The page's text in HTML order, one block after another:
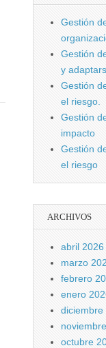
Gestión
Gestión
y
Gestión
el riesgo.
Gestión
impacto
Gestión
el riesgo
ARCHIVOS
abril 2026
marzo
febrero
enero
diciembre
octubre